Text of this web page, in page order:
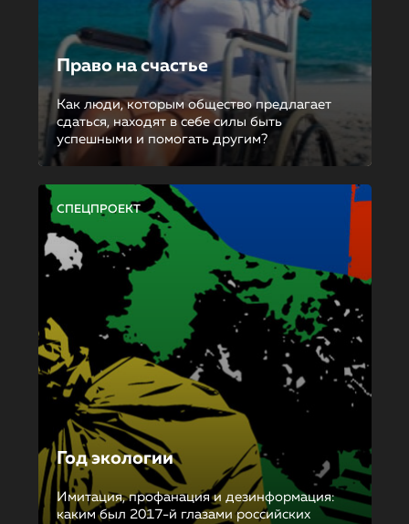
Право на счастье
Как люди, которым общество предлагает
сдаться, находят в себе силы быть
успешными и помогать другим?
СПЕЦПРОЕКТ
Год экологии
Имитация, профанация и дезинформация:
каким был 2017-й глазами российских